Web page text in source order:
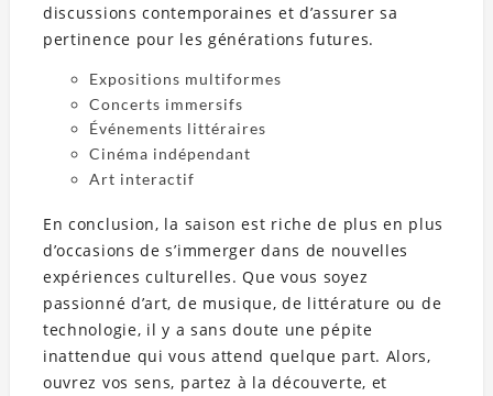
discussions contemporaines et d’assurer sa
pertinence pour les générations futures.
Expositions multiformes
Concerts immersifs
Événements littéraires
Cinéma indépendant
Art interactif
En conclusion, la saison est riche de plus en plus
d’occasions de s’immerger dans de nouvelles
expériences culturelles. Que vous soyez
passionné d’art, de musique, de littérature ou de
technologie, il y a sans doute une pépite
inattendue qui vous attend quelque part. Alors,
ouvrez vos sens, partez à la découverte, et